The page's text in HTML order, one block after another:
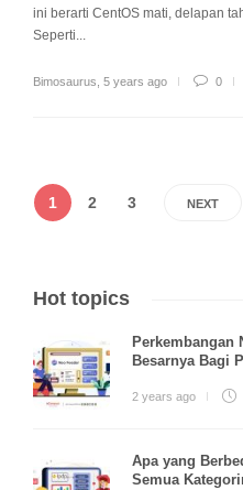
ini berarti CentOS mati, delapan
Seperti...
Bimosaurus 5 years ago 0
1 2 3 NEXT
Hot topics
Perkembangan
Besarnya Bagi
2 years ago
Apa yang
Semua